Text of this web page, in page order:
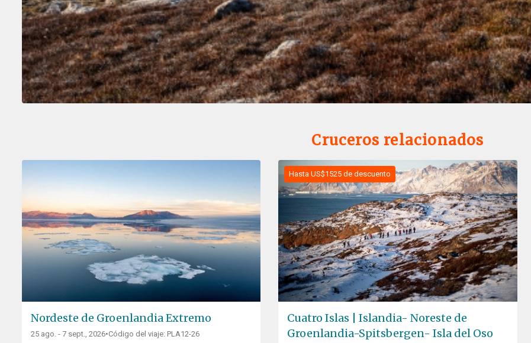
Cruceros relacionados
Nordeste de Groenlandia Extremo
25 ago. - 7 sept., 2026•Código del viaje: PLA12-26
Hasta US$1525 de descuento
Cuatro Islas | Islandia- Noreste de
Groenlandia-Spitsbergen- Isla del Oso